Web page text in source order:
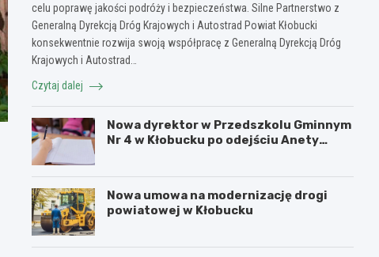
celu poprawę jakości podróży i bezpieczeństwa. Silne Partnerstwo z
Generalną Dyrekcją Dróg Krajowych i Autostrad Powiat Kłobucki
konsekwentnie rozwija swoją współpracę z Generalną Dyrekcją Dróg
Krajowych i Autostrad…
Czytaj dalej
Nowa dyrektor w Przedszkolu Gminnym
Nr 4 w Kłobucku po odejściu Anety
Nowa umowa na modernizację drogi
powiatowej w Kłobucku